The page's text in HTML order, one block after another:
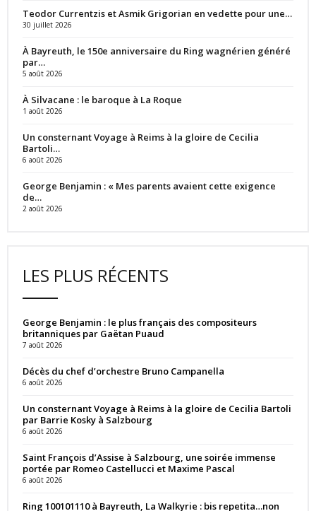
Teodor Currentzis et Asmik Grigorian en vedette pour une…
30 juillet 2026
À Bayreuth, le 150e anniversaire du Ring wagnérien généré
par…
5 août 2026
À Silvacane : le baroque à La Roque
1 août 2026
Un consternant Voyage à Reims à la gloire de Cecilia
Bartoli…
6 août 2026
George Benjamin : « Mes parents avaient cette exigence
de…
2 août 2026
LES PLUS RÉCENTS
George Benjamin : le plus français des compositeurs
britanniques par Gaëtan Puaud
7 août 2026
Décès du chef d’orchestre Bruno Campanella
6 août 2026
Un consternant Voyage à Reims à la gloire de Cecilia Bartoli
par Barrie Kosky à Salzbourg
6 août 2026
Saint François d’Assise à Salzbourg, une soirée immense
portée par Romeo Castellucci et Maxime Pascal
6 août 2026
Ring 100101110 à Bayreuth, La Walkyrie : bis repetita…non